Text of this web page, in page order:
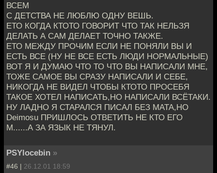
ВСЕМ
С ДЕТСТВА НЕ ЛЮБЛЮ ОДНУ ВЕШЬ.
ЕТО КОГДА КТОТО ГОВОРИТ ЧТО ТАК НЕЛЬЗЯ
ДЕЛАТЬ А САМ ДЕЛАЕТ ТОЧНО ТАКЖЕ.
ЕТО МЕЖДУ ПРОЧИМ ЕСЛИ НЕ ПОНЯЛИ ВЫ И
ЕСТЬ ВСЕ (НУ НЕ ВСЕ ЕСТЬ ЛЮДИ НОРМАЛЬНЫЕ)
ВОТ Я И ДУМАЮ ЧТО ТО ЧТО ВЫ НАПИСАЛИ МНЕ,
ТОЖЕ САМОЕ ВЫ СРАЗУ НАПИСАЛИ И СЕБЕ,
НИКОГДА НЕ ВИДЕЛ ЧТОБЫ КТОТО ПРОСЕБЯ
ТАКОЕ ХОТЕЛ НАПИСАТЬ,НО НАПИСАЛИ ВСЁТАКИ.
НУ ЛАДНО Я СТАРАЛСЯ ПИСАЛ БЕЗ МАТА,НО
Deimosu ПРИШЛОСЬ ОТВЕТИТЬ НЕ КТО ЕГО
М......А ЗА ЯЗЫК НЕ ТЯНУЛ.
PSYlocebin »
#46 | 26.12.01 18:59